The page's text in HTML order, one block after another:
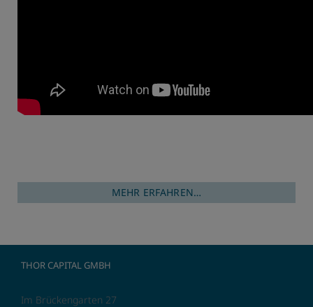
MEHR ERFAHREN…
THOR CAPITAL GMBH
Im Brückengarten 27